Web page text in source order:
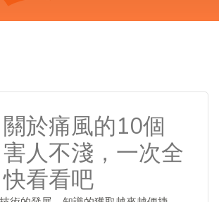
於痛風的10個
人不淺，一次全
看看吧